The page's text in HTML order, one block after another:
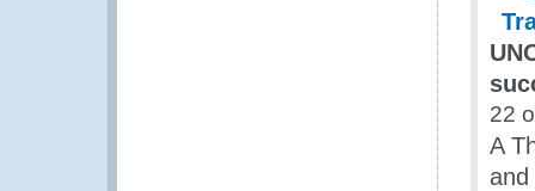
22
A
and